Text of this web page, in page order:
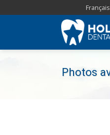
to
Français
Photos